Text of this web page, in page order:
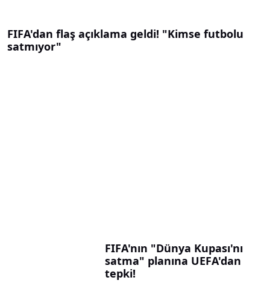
FIFA'dan flaş açıklama geldi! "Kimse futbolu
satmıyor"
FIFA'nın "Dünya Kupası'nı
satma" planına UEFA'dan
tepki!